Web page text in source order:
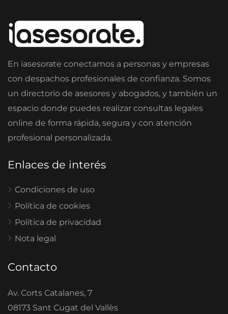
En iasesorate conectamos a personas y empresas
con despachos profesionales de confianza. Somos
un directorio de asesores y abogados, y también un
espacio donde puedes realizar consultas legales
online de forma rápida, segura y con atención
profesional personalizada.
Enlaces de interés
Condiciones de uso
Política de cookies
Política de privacidad
Nota legal
Contacto
Av. Corts Catalanes, 7
08173 Sant Cugat del Vallès